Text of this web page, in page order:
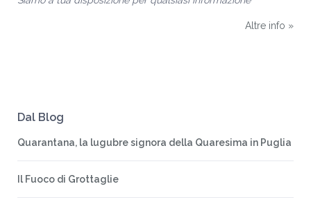
Altre info »
Dal Blog
Quarantana, la lugubre signora della Quaresima in Puglia
Il Fuoco di Grottaglie